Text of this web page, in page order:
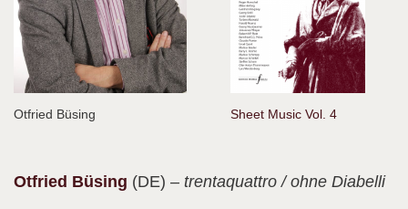
Otfried Büsing Sheet Music Vol. 4
Otfried Büsing (DE) – trentaquattro / ohne Diabelli